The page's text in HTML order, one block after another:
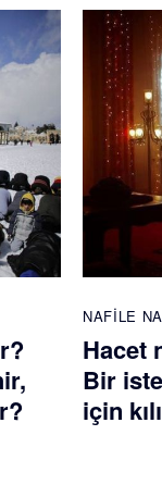
NAFILE
Hacet
Bir
için